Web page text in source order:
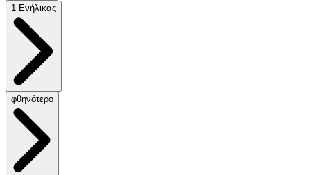
1 Ενήλικας
φθηνότερο